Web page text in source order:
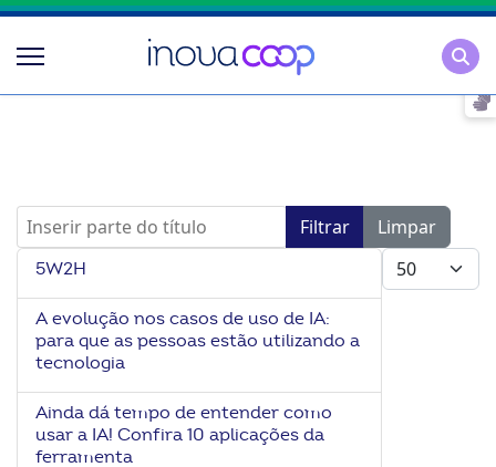
Inserir parte do título Filtrar
Limpar
Mostrar #
5W2H
A evolução nos casos de uso de IA:
para que as pessoas estão utilizando a
tecnologia
Ainda dá tempo de entender como
usar a IA! Confira 10 aplicações da
ferramenta